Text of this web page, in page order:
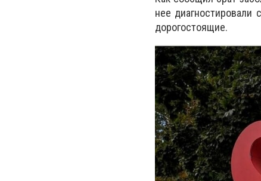
нее диагностировали
дорогостоящие.